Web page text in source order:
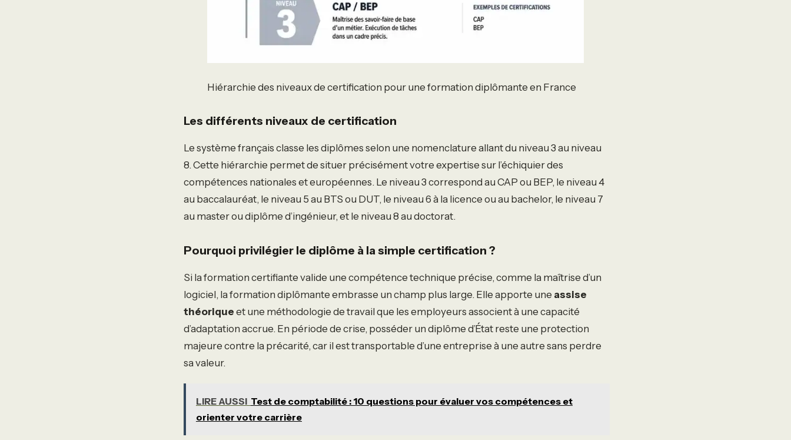
Hiérarchie des niveaux de certification pour une formation diplômante en France
Les différents niveaux de certification
Le système français classe les diplômes selon une nomenclature allant du niveau 3 au niveau
8. Cette hiérarchie permet de situer précisément votre expertise sur l’échiquier des
compétences nationales et européennes. Le niveau 3 correspond au CAP ou BEP, le niveau 4
au baccalauréat, le niveau 5 au BTS ou DUT, le niveau 6 à la licence ou au bachelor, le niveau 7
au master ou diplôme d’ingénieur, et le niveau 8 au doctorat.
Pourquoi privilégier le diplôme à la simple certification ?
Si la formation certifiante valide une compétence technique précise, comme la maîtrise d’un
logiciel, la formation diplômante embrasse un champ plus large. Elle apporte une assise
théorique et une méthodologie de travail que les employeurs associent à une capacité
d’adaptation accrue. En période de crise, posséder un diplôme d’État reste une protection
majeure contre la précarité, car il est transportable d’une entreprise à une autre sans perdre
sa valeur.
LIRE AUSSI Test de comptabilité : 10 questions pour évaluer vos compétences et
orienter votre carrière